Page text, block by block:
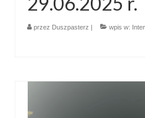
przez Duszpasterz wpis w: